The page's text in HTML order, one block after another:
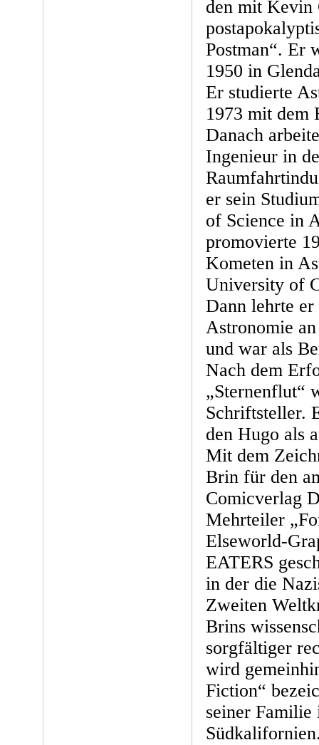
den mit Kevin
Postman“. Er
1950 in
Er studierte
1973 mit dem
Danach
Ingenieur in
er sein
of Science in
promovierte
Kometen in
University of
Dann lehrte er
Astronomie
und war als
Nach dem
„Sternenflut“
Schriftsteller.
den Hugo als
Mit dem
Brin für den
Comicverlag
Mehrteiler
Elseworld-
EATERS
in der die
Zweiten
Brins
sorgfältiger
wird
Fiction“
seiner Familie